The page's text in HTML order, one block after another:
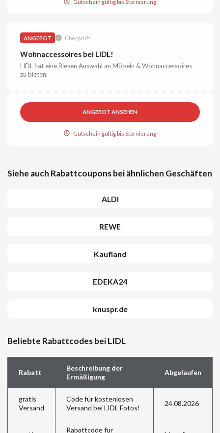
Gutschein gültig bis Stornierung
ANGEBOT Überprüft
Wohnaccessoires bei LIDL!
LIDL hat eine Riesen Auswahl an Möbeln & Wohnaccessoires
zu bieten.
ANGEBOT ANSEHEN
Gutschein gültig bis Stornierung
Siehe auch Rabattcoupons bei ähnlichen Geschäften
ALDI
REWE
Kaufland
EDEKA24
knuspr.de
Beliebte Rabattcodes bei LIDL
Rabatt
Beschreibung der
Ermäßigung
Abgelaufen
gratis
Versand
Code für kostenlosen
Versand bei LIDL Fotos!
24.08.2026
Rabattcode für